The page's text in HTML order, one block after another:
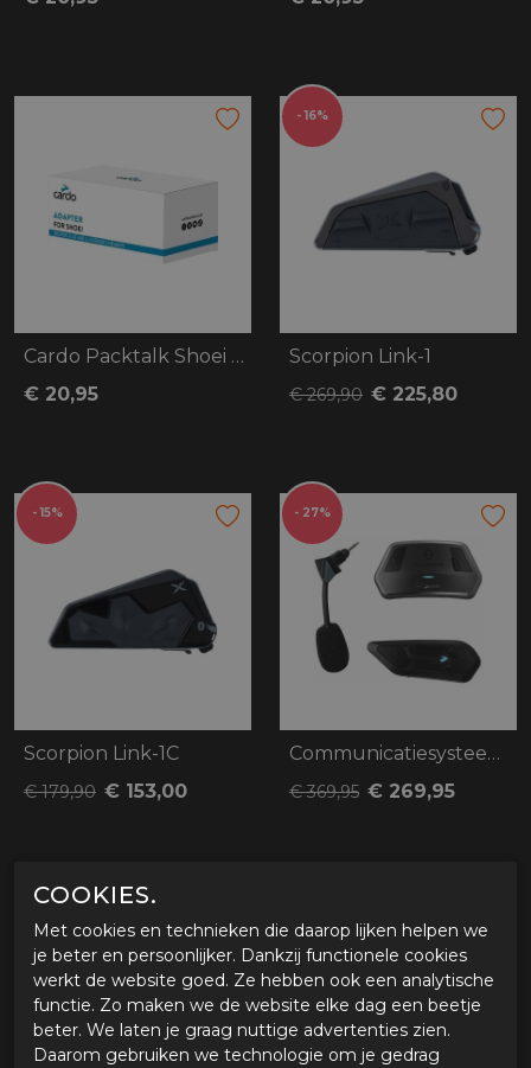
Cardo Packtalk Shoei adapter gen 3
€ 20,95
- 16%
Scorpion Link-1
€ 269,90 € 225,80
- 15%
Scorpion Link-1C
€ 179,90 € 153,00
- 27%
Communicatiesysteem SC Edge Schuberth, C
€ 369,95 € 269,95
COOKIES.
Met cookies en technieken die daarop lijken helpen we
je beter en persoonlijker. Dankzij functionele cookies
werkt de website goed. Ze hebben ook een analytische
functie. Zo maken we de website elke dag een beetje
beter. We laten je graag nuttige advertenties zien.
Daarom gebruiken we technologie om je gedrag